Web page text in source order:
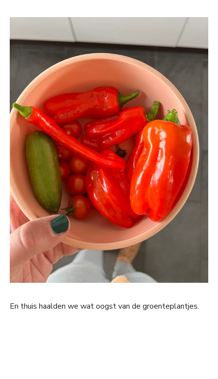
En thuis haalden we wat oogst van de groenteplantjes.